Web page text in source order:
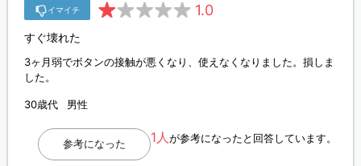
イマイチ 1.0
すぐ壊れた
3ヶ月弱でボタンの接触が悪くなり、使えなくなりました。損しま
した。
30歳代 男性
1人 が参考になったと回答しています。
参考になった